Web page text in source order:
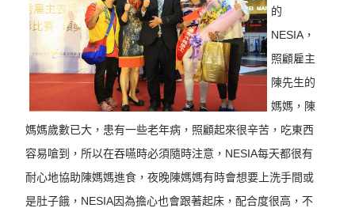
的
NESIA，
照顧雇主
陳先生的
媽媽，陳
媽媽歲數已大，患有一些老年病，照顧起來很辛苦，吃東西
容易嗆到，所以在吞嚥時必須隨時注意，NESIA每天都很有
耐心地協助陳媽媽進食，夜晚陳媽媽有時會想要上洗手間或
是肚子餓，NESIA因為擔心也會跟著起床，配合度很高，不